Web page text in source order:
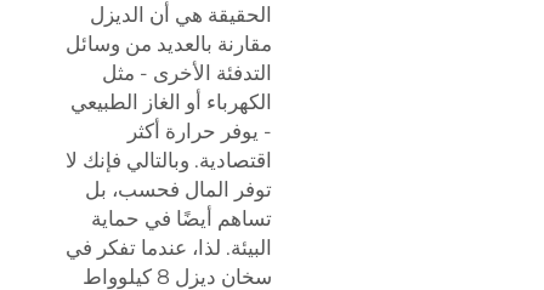
الحقيقة هي أن الديزل
مقارنة بالعديد من وسائل
التدفئة الأخرى - مثل
الكهرباء أو الغاز الطبيعي
- يوفر حرارة أكثر
اقتصادية. وبالتالي فإنك لا
توفر المال فحسب، بل
تساهم أيضًا في حماية
البيئة. لذا، عندما تفكر في
سخان ديزل 8 كيلوواط